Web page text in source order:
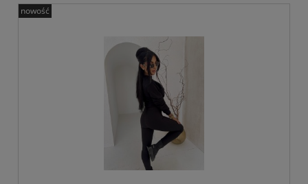
nowość